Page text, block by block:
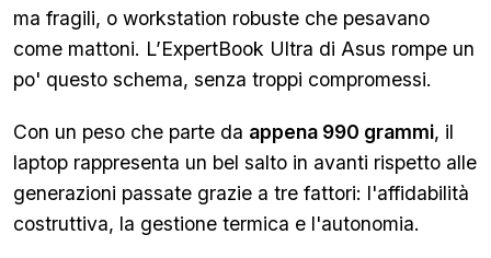
ma fragili, o workstation robuste che pesavano
come mattoni. L’ExpertBook Ultra di Asus rompe un
po' questo schema, senza troppi compromessi.
Con un peso che parte da appena 990 grammi, il
laptop rappresenta un bel salto in avanti rispetto alle
generazioni passate grazie a tre fattori: l'affidabilità
costruttiva, la gestione termica e l'autonomia.